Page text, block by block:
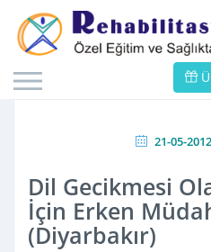
21-05-
Dil Gecikmesi
İçin Erken
(Diyarbakır)